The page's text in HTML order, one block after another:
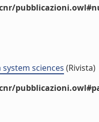
sciences (Rivista)